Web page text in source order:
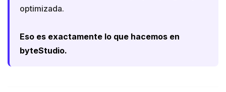
optimizada.
Eso es exactamente lo que hacemos en
byteStudio.